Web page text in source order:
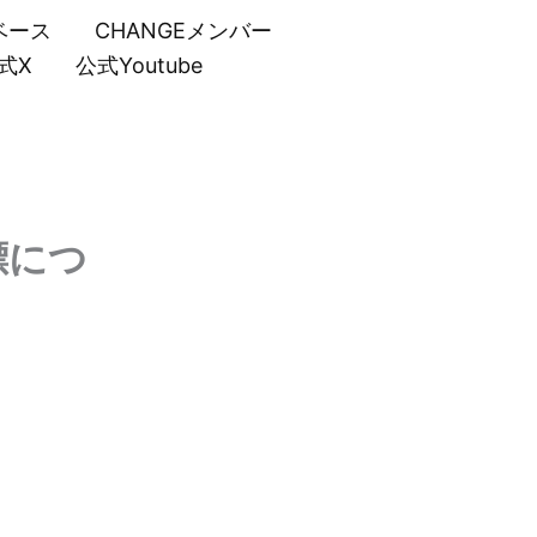
ース
CHANGEメンバー
X 公式Youtube
つ